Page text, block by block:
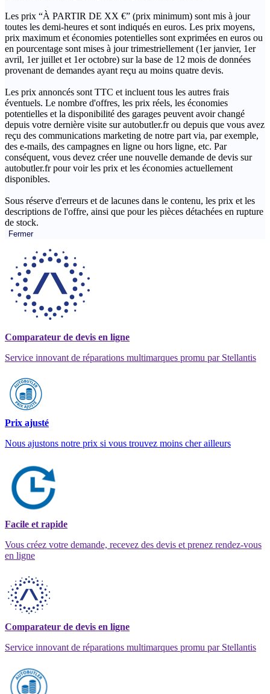
Les prix “À PARTIR DE XX €” (prix minimum) sont mis à jour
toutes les demi-heures et sont indiqués en euros. Les prix moyens,
prix maximum et économies potentielles sont exprimées en euros ou
en pourcentage sont mises à jour trimestriellement (1er janvier, 1er
avril, 1er juillet et 1er octobre) sur la base de 12 mois de données
provenant de demandes ayant reçu au moins quatre devis.
Les prix annoncés sont TTC et incluent tous les autres frais
éventuels. Le nombre d'offres, les prix réels, les économies
potentielles et la disponibilité des garages peuvent avoir changé
depuis votre dernière visite sur autobutler.fr ou depuis que vous avez
reçu des communications marketing de notre part via, par exemple,
des e-mails, des campagnes en ligne ou hors ligne, etc. Par
conséquent, vous devez créer une nouvelle demande de devis sur
autobutler.fr pour voir les prix et les économies actuellement
disponibles.
Sous réserve d'erreurs et de lacunes dans le contenu, les prix et les
descriptions de l'offre, ainsi que pour les pièces détachées en rupture
de stock.
Fermer
Comparateur de devis en ligne
Service innovant de réparations multimarques promu par Stellantis
Prix ajusté
Nous ajustons notre prix si vous trouvez moins cher ailleurs
Facile et rapide
Vous créez votre demande, recevez des devis et prenez rendez-vous
en ligne
Comparateur de devis en ligne
Service innovant de réparations multimarques promu par Stellantis